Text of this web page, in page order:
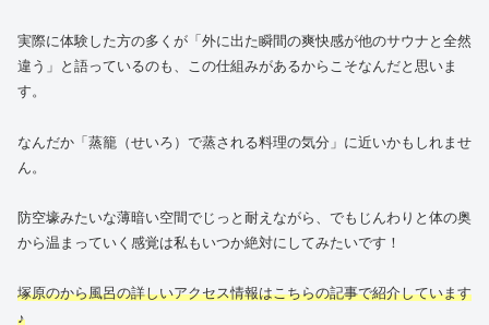
実際に体験した方の多くが「外に出た瞬間の爽快感が他のサウナと全然
違う」と語っているのも、この仕組みがあるからこそなんだと思いま
す。
なんだか「蒸籠（せいろ）で蒸される料理の気分」に近いかもしれませ
ん。
防空壕みたいな薄暗い空間でじっと耐えながら、でもじんわりと体の奥
から温まっていく感覚は私もいつか絶対にしてみたいです！
塚原のから風呂の詳しいアクセス情報はこちらの記事で紹介しています
♪